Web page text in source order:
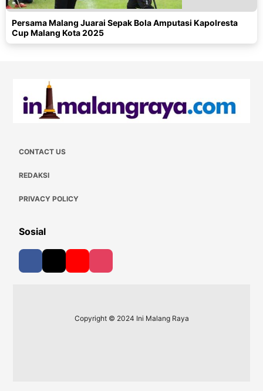
Persama Malang Juarai Sepak Bola Amputasi Kapolresta
Cup Malang Kota 2025
CONTACT US
REDAKSI
PRIVACY POLICY
Sosial
Copyright © 2024 Ini Malang Raya